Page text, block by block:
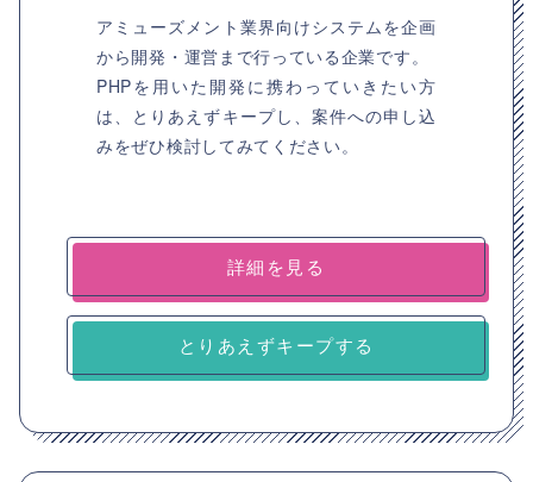
アミューズメント業界向けシステムを企画
から開発・運営まで行っている企業です。
PHPを用いた開発に携わっていきたい方
は、とりあえずキープし、案件への申し込
みをぜひ検討してみてください。
詳細を見る
とりあえずキープする